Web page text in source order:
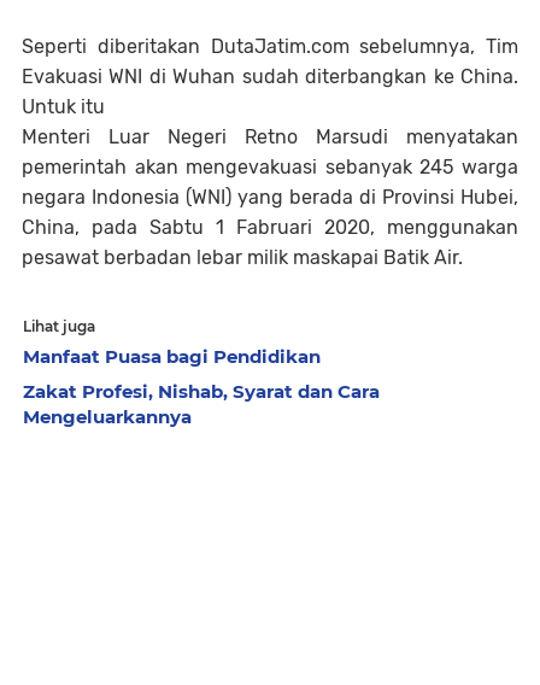
Seperti diberitakan DutaJatim.com sebelumnya, Tim
Evakuasi WNI di Wuhan sudah diterbangkan ke China.
Untuk itu
Menteri Luar Negeri Retno Marsudi menyatakan
pemerintah akan mengevakuasi sebanyak 245 warga
negara Indonesia (WNI) yang berada di Provinsi Hubei,
China, pada Sabtu 1 Fabruari 2020, menggunakan
pesawat berbadan lebar milik maskapai Batik Air.
Lihat juga
Manfaat Puasa bagi Pendidikan
Zakat Profesi, Nishab, Syarat dan Cara
Mengeluarkannya